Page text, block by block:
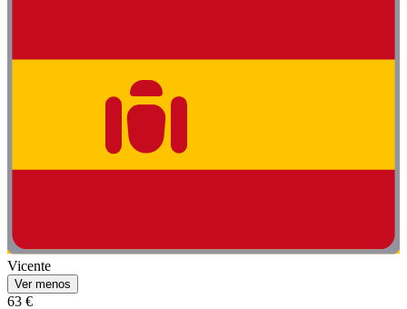
Vicente
Ver menos
63 €